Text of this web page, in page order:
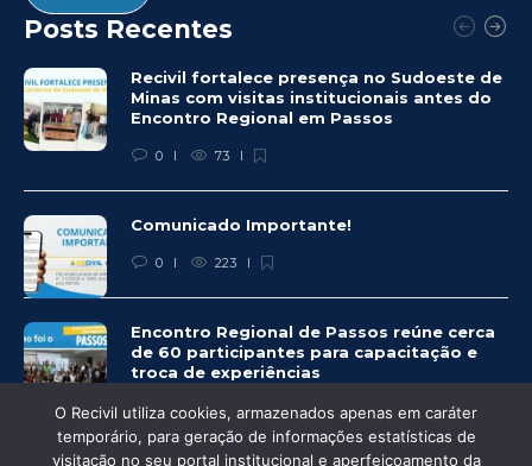
Posts Recentes
Recivil fortalece presença no Sudoeste de
Minas com visitas institucionais antes do
Encontro Regional em Passos
0 73
Comunicado Importante!
0 223
Encontro Regional de Passos reúne cerca
de 60 participantes para capacitação e
troca de experiências
0 238
O Recivil utiliza cookies, armazenados apenas em caráter
temporário, para geração de informações estatísticas de
visitação no seu portal institucional e aperfeiçoamento da